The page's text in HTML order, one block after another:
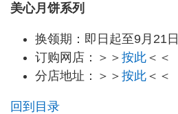
美心月饼系列
换领期：即日起至9月21日
订购网店：＞＞ 按此 ＜＜
分店地址：＞＞ 按此 ＜＜
回到目录